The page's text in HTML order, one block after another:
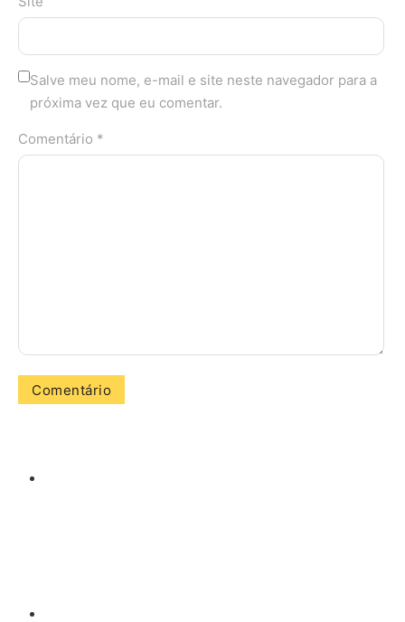
Salve meu nome, e-mail e site neste navegador para a
próxima vez que eu comentar.
Comentário *